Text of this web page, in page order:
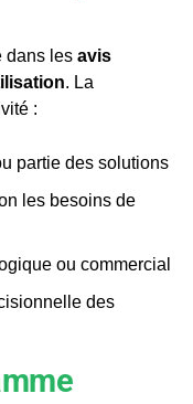
dans les avis
. La
:
partie des solutions
les besoins de
ou commercial
des